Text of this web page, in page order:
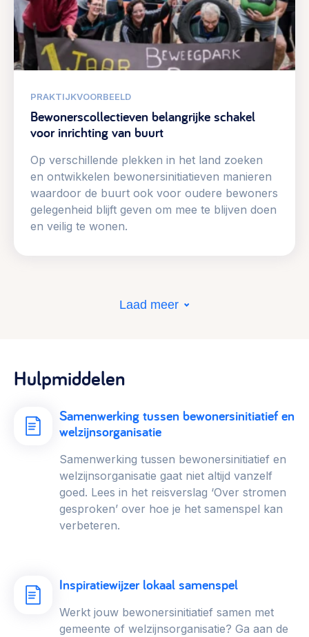
PRAKTIJKVOORBEELD
Bewonerscollectieven belangrijke schakel
voor inrichting van buurt
Op verschillende plekken in het land zoeken
en ontwikkelen bewonersinitiatieven manieren
waardoor de buurt ook voor oudere bewoners
gelegenheid blijft geven om mee te blijven doen
en veilig te wonen.
Laad meer
Hulpmiddelen
Samenwerking tussen bewonersinitiatief en
welzijnsorganisatie
Samenwerking tussen bewonersinitiatief en
welzijnsorganisatie gaat niet altijd vanzelf
goed. Lees in het reisverslag ‘Over stromen
gesproken’ over hoe je het samenspel kan
verbeteren.
Inspiratiewijzer lokaal samenspel
Werkt jouw bewonersinitiatief samen met
gemeente of welzijnsorganisatie? Ga aan de